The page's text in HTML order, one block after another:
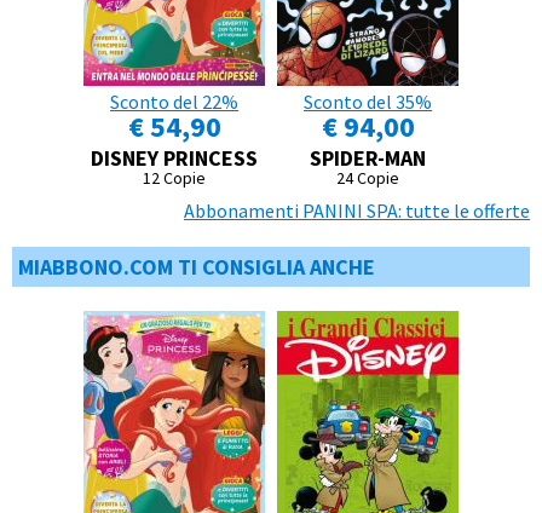
Sconto del 22%
€ 54,90
DISNEY PRINCESS
12 Copie
Sconto del 35%
€ 94,00
SPIDER-MAN
24 Copie
Abbonamenti PANINI SPA: tutte le offerte
MIABBONO.COM TI CONSIGLIA ANCHE